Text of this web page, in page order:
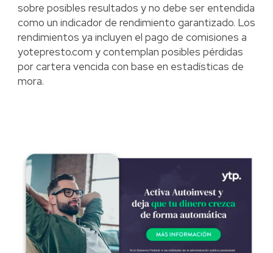
sobre posibles resultados y no debe ser entendida
como un indicador de rendimiento garantizado. Los
rendimientos ya incluyen el pago de comisiones a
yotepresto.com y contemplan posibles pérdidas
por cartera vencida con base en estadísticas de
mora.